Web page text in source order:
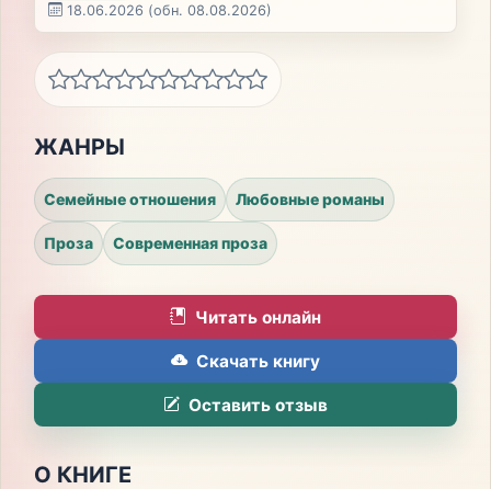
18.06.2026 (обн. 08.08.2026)
ЖАНРЫ
Семейные отношения Любовные романы
Проза Современная проза
Читать онлайн
Скачать книгу
Оставить отзыв
О КНИГЕ